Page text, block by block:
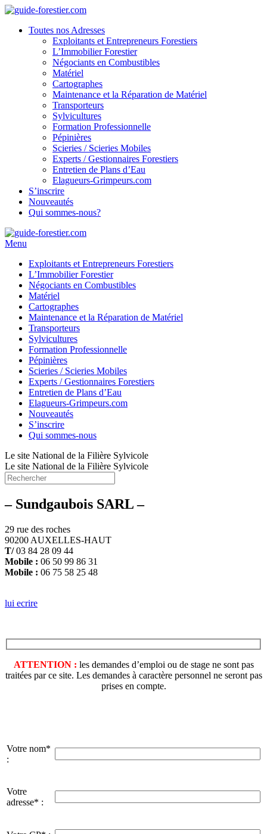
Toutes nos Adresses
Exploitants et Entrepreneurs Forestiers
L’Immobilier Forestier
Négociants en Combustibles
Matériel
Cartographes
Maintenance et la Réparation de Matériel
Transporteurs
Sylvicultures
Formation Professionnelle
Pépinières
Scieries / Scieries Mobiles
Experts / Gestionnaires Forestiers
Entretien de Plans d’Eau
Elagueurs-Grimpeurs.com
S’inscrire
Nouveautés
Qui sommes-nous?
Menu
Exploitants et Entrepreneurs Forestiers
L’Immobilier Forestier
Négociants en Combustibles
Matériel
Cartographes
Maintenance et la Réparation de Matériel
Transporteurs
Sylvicultures
Formation Professionnelle
Pépinières
Scieries / Scieries Mobiles
Experts / Gestionnaires Forestiers
Entretien de Plans d’Eau
Elagueurs-Grimpeurs.com
Nouveautés
S’inscrire
Qui sommes-nous
Le site National de la Filière Sylvicole
Le site National de la Filière Sylvicole
– Sundgaubois SARL –
29 rue des roches
90200 AUXELLES-HAUT
T/03 84 28 09 44
Mobile : 06 50 99 86 31
Mobile : 06 75 58 25 48
lui ecrire
ATTENTION : les demandes d’emploi ou de stage ne sont pas
traitées par ce site. Les demandes à caractère personnel ne seront pas
prises en compte.
Votre nom*
:
Votre
adresse* :